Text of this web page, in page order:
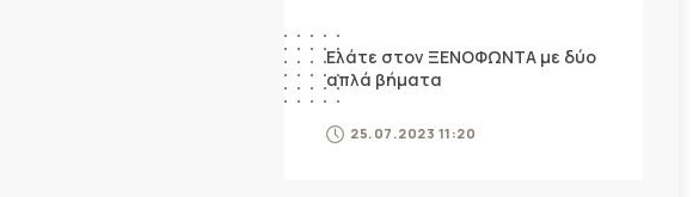
Ελάτε στον ΞΕΝΟΦΩΝΤΑ με δύο
απλά βήματα
25.07.2023 11:20